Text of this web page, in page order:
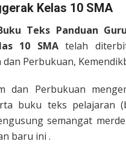
Kelas 10 SMA
Teks Panduan
10 SMA telah
Perbukuan,
dan Perbukuan
buku teks pelajaran
semangat
baru ini .